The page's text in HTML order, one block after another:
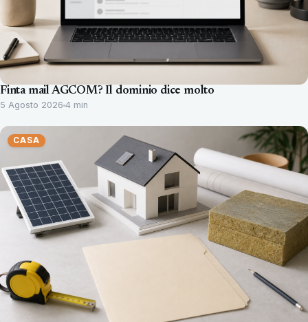
Finta mail AGCOM? Il dominio dice molto
5 Agosto 2026 4 min
CASA